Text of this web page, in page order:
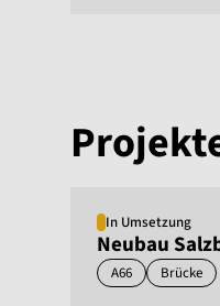
In Umsetzung
Neubau
A66 Brücke